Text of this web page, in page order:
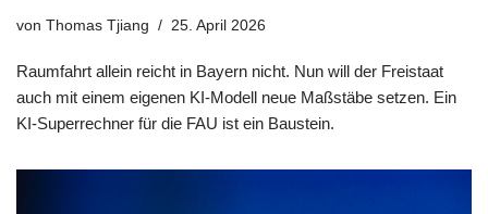
von Thomas Tjiang 25. April 2026
Raumfahrt allein reicht in Bayern nicht. Nun will der Freistaat
auch mit einem eigenen KI-Modell neue Maßstäbe setzen. Ein
KI-Superrechner für die FAU ist ein Baustein.